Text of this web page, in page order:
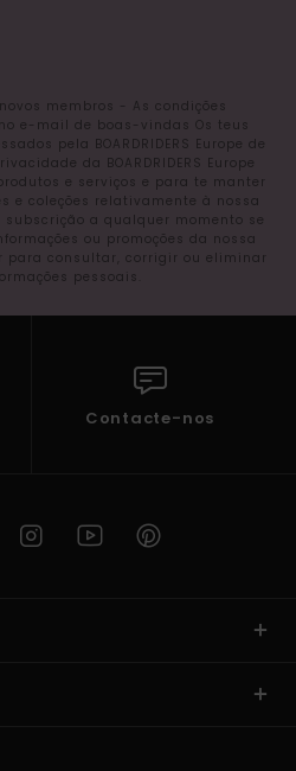
membros - As condições
e-mail de boas-vindas Os teus
pela BOARDRIDERS Europe de
da BOARDRIDERS Europe
e serviços e para te manter
e coleções relativamente à nossa
subscrição a qualquer momento se
ou promoções da nossa
para consultar, corrigir ou eliminar
pessoais.
Contacte-nos